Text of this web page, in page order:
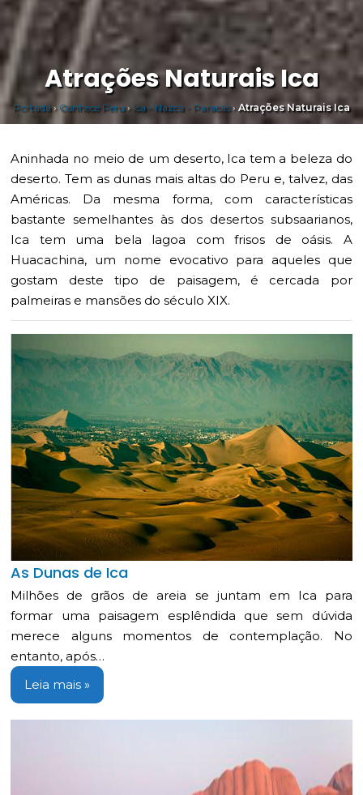
Atrações Naturais Ica
Portada› Conhece Peru› Ica - Nazca - Paracas› Atrações Naturais Ica
Aninhada no meio de um deserto, Ica tem a beleza do
deserto. Tem as dunas mais altas do Peru e, talvez, das
Américas. Da mesma forma, com características
bastante semelhantes às dos desertos subsaarianos,
Ica tem uma bela lagoa com frisos de oásis. A
Huacachina, um nome evocativo para aqueles que
gostam deste tipo de paisagem, é cercada por
palmeiras e mansões do século XIX.
As Dunas de Ica
Milhões de grãos de areia se juntam em Ica para
formar uma paisagem esplêndida que sem dúvida
merece alguns momentos de contemplação. No
entanto, após…
Leia mais »